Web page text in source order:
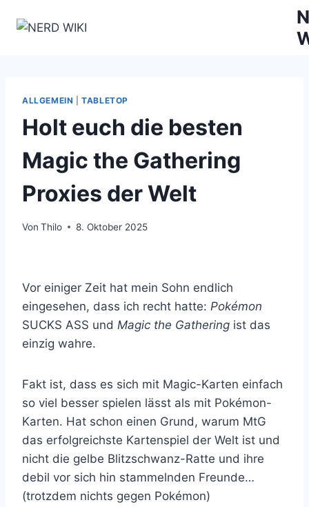
Inhalt
ALLGEMEIN |TABLETOP
Holt euch die besten
Magic the Gathering
Proxies der Welt
Von Thilo 8. Oktober 2025
Vor einiger Zeit hat mein Sohn endlich
eingesehen, dass ich recht hatte: Pokémon
SUCKS ASS und Magic the Gathering ist das
einzig wahre.
Fakt ist, dass es sich mit Magic-Karten einfach
so viel besser spielen lässt als mit Pokémon-
Karten. Hat schon einen Grund, warum MtG
das erfolgreichste Kartenspiel der Welt ist und
nicht die gelbe Blitzschwanz-Ratte und ihre
debil vor sich hin stammelnden Freunde…
(trotzdem nichts gegen Pokémon)